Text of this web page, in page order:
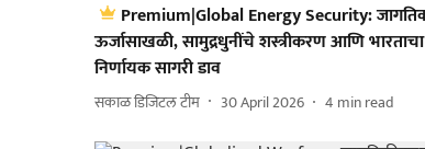
Premium|Global Energy Security:
ऊर्जासाखळी, सामुद्रधुनींचे शस्त्रीकरण आणि
निर्णायक सागरी डाव
सकाळ डिजिटल टीम 30 April 2026 4 min read